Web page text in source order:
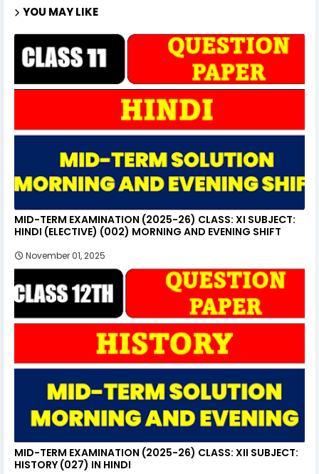
YOU MAY LIKE
MID-TERM EXAMINATION (2025-26) CLASS: XI SUBJECT:
HINDI (ELECTIVE) (002) MORNING AND EVENING SHIFT
November 01, 2025
MID-TERM EXAMINATION (2025-26) CLASS: XII SUBJECT:
HISTORY (027) IN HINDI